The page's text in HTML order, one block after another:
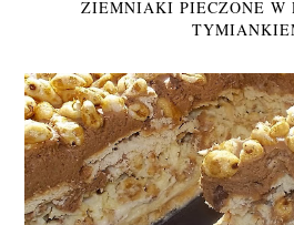
ZIEMNIAKI PIECZONE W